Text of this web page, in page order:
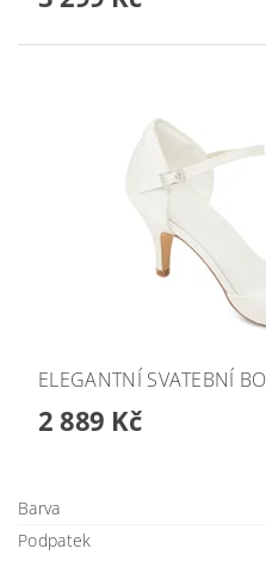
ELEGANTNÍ SVATEBNÍ
2 889 Kč
Barva
Podpatek